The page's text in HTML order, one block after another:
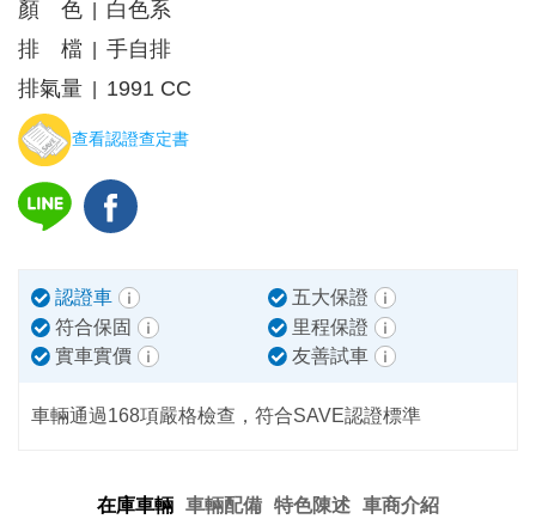
顏 色
白色系
排 檔
手自排
排氣量
1991 CC
查看認證查定書
認證車
五大保證
符合保固
里程保證
實車實價
友善試車
車輛通過168項嚴格檢查，符合SAVE認證標準
在庫車輛 車輛配備 特色陳述 車商介紹